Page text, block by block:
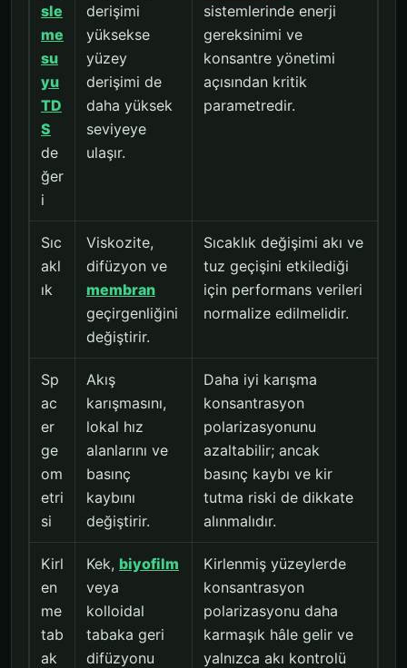
sle
me
su
yu
TD
S
de
ğer
i
derişimi
yüksekse
yüzey
derişimi de
daha yüksek
seviyeye
ulaşır.
sistemlerinde enerji
gereksinimi ve
konsantre yönetimi
açısından kritik
parametredir.
Sıc
akl
ık
Viskozite,
difüzyon ve
membran
geçirgenliğini
değiştirir.
Sıcaklık değişimi akı ve
tuz geçişini etkilediği
için performans verileri
normalize edilmelidir.
Sp
ac
er
ge
om
etri
si
Akış
karışmasını,
lokal hız
alanlarını ve
basınç
kaybını
değiştirir.
Daha iyi karışma
konsantrasyon
polarizasyonunu
azaltabilir; ancak
basınç kaybı ve kir
tutma riski de dikkate
alınmalıdır.
Kirl
en
me
tab
ak
Kek, biyofilm
veya
kolloidal
tabaka geri
difüzyonu
Kirlenmiş yüzeylerde
konsantrasyon
polarizasyonu daha
karmaşık hâle gelir ve
yalnızca akı kontrolü